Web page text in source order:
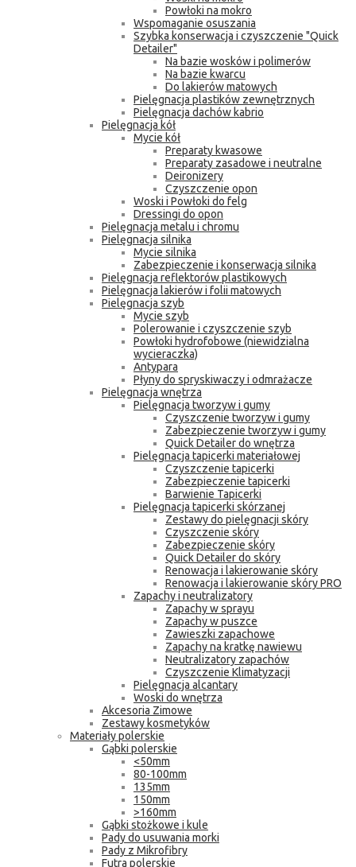
Powłoki na mokro
Wspomaganie osuszania
Szybka konserwacja i czyszczenie "Quick
Detailer"
Na bazie wosków i polimerów
Na bazie kwarcu
Do lakierów matowych
Pielęgnacja plastików zewnętrznych
Pielęgnacja dachów kabrio
Pielęgnacja kół
Mycie kół
Preparaty kwasowe
Preparaty zasadowe i neutralne
Deironizery
Czyszczenie opon
Woski i Powłoki do felg
Dressingi do opon
Pielęgnacja metalu i chromu
Pielęgnacja silnika
Mycie silnika
Zabezpieczenie i konserwacja silnika
Pielęgnacja reflektorów plastikowych
Pielęgnacja lakierów i folii matowych
Pielęgnacja szyb
Mycie szyb
Polerowanie i czyszczenie szyb
Powłoki hydrofobowe (niewidzialna
wycieraczka)
Antypara
Płyny do spryskiwaczy i odmrażacze
Pielęgnacja wnętrza
Pielęgnacja tworzyw i gumy
Czyszczenie tworzyw i gumy
Zabezpieczenie tworzyw i gumy
Quick Detailer do wnętrza
Pielęgnacja tapicerki materiałowej
Czyszczenie tapicerki
Zabezpieczenie tapicerki
Barwienie Tapicerki
Pielęgnacja tapicerki skórzanej
Zestawy do pielęgnacji skóry
Czyszczenie skóry
Zabezpieczenie skóry
Quick Detailer do skóry
Renowacja i lakierowanie skóry
Renowacja i lakierowanie skóry PRO
Zapachy i neutralizatory
Zapachy w sprayu
Zapachy w puszce
Zawieszki zapachowe
Zapachy na kratkę nawiewu
Neutralizatory zapachów
Czyszczenie Klimatyzacji
Pielęgnacja alcantary
Woski do wnętrza
Akcesoria Zimowe
Zestawy kosmetyków
Materiały polerskie
Gąbki polerskie
<50mm
80-100mm
135mm
150mm
>160mm
Gąbki stożkowe i kule
Pady do usuwania morki
Pady z Mikrofibry
Futra polerskie